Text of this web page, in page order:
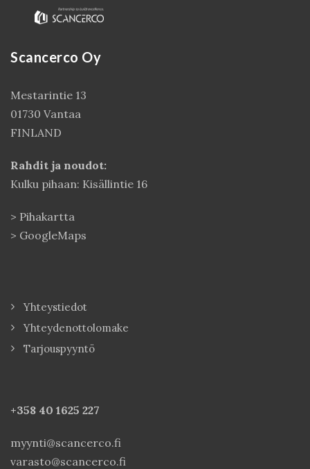
Scancerco Oy
Mestarintie 13
01730 Vantaa
FINLAND
Rahdit ja noudot:
Kulku pihaan: Kisällintie 16
> Pihakartta
> GoogleMaps
Yhteystiedot
Yhteydenottolomake
Tarjouspyyntö
+358 40 1625 227
myynti@scancerco.fi
varasto@scancerco.fi